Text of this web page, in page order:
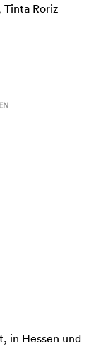
Tinta Roriz
in Hessen und